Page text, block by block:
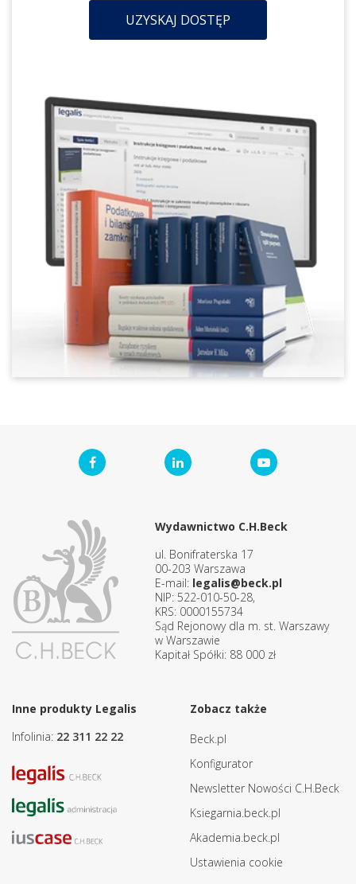
UZYSKAJ DOSTĘP
Wydawnictwo C.H.Beck
ul. Bonifraterska 17
00-203 Warszawa
E-mail: legalis@beck.pl
NIP: 522-010-50-28,
KRS: 0000155734
Sąd Rejonowy dla m. st. Warszawy
w Warszawie
Kapitał Spółki: 88 000 zł
Inne produkty Legalis
Infolinia: 22 311 22 22
Zobacz także
Beck.pl
Konfigurator
Newsletter Nowości C.H.Beck
Ksiegarnia.beck.pl
Akademia.beck.pl
Ustawienia cookie